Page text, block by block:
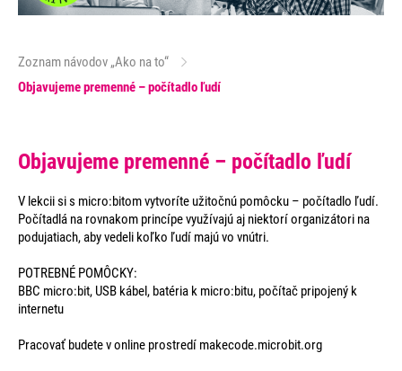
Zoznam návodov „Ako na to“
Objavujeme premenné – počítadlo ľudí
Objavujeme premenné – počítadlo ľudí
V lekcii si s micro:bitom vytvoríte užitočnú pomôcku – počítadlo ľudí.
Počítadlá na rovnakom princípe využívajú aj niektorí organizátori na
podujatiach, aby vedeli koľko ľudí majú vo vnútri.
POTREBNÉ POMÔCKY:
BBC micro:bit, USB kábel, batéria k micro:bitu, počítač pripojený k
internetu
Pracovať budete v online prostredí makecode.microbit.org